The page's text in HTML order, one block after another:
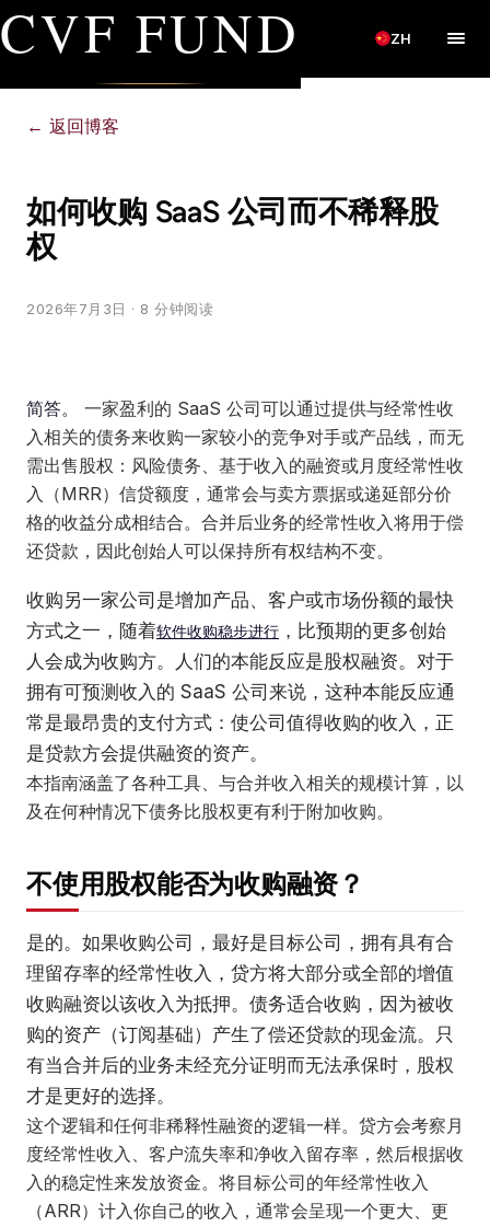
CVF FUND ZH
← 返回博客
如何收购 SaaS 公司而不稀释股
权
2026年7月3日 · 8 分钟阅读
简答。
一家盈利的 SaaS 公司可以通过提供与经常性收
入相关的债务来收购一家较小的竞争对手或产品线，而无
需出售股权：风险债务、基于收入的融资或月度经常性收
入（MRR）信贷额度，通常会与卖方票据或递延部分价
格的收益分成相结合。合并后业务的经常性收入将用于偿
还贷款，因此创始人可以保持所有权结构不变。
收购另一家公司是增加产品、客户或市场份额的最快
方式之一，随着软件收购稳步进行 ，比预期的更多创始
人会成为收购方。人们的本能反应是股权融资。对于
拥有可预测收入的 SaaS 公司来说，这种本能反应通
常是最昂贵的支付方式：使公司值得收购的收入，正
是贷款方会提供融资的资产。
本指南涵盖了各种工具、与合并收入相关的规模计算，以
及在何种情况下债务比股权更有利于附加收购。
不使用股权能否为收购融资？
是的。如果收购公司，最好是目标公司，拥有具有合
理留存率的经常性收入，贷方将大部分或全部的增值
收购融资以该收入为抵押。债务适合收购，因为被收
购的资产（订阅基础）产生了偿还贷款的现金流。只
有当合并后的业务未经充分证明而无法承保时，股权
才是更好的选择。
这个逻辑和任何非稀释性融资的逻辑一样。贷方会考察月
度经常性收入、客户流失率和净收入留存率，然后根据收
入的稳定性来发放资金。将目标公司的年经常性收入
（ARR）计入你自己的收入，通常会呈现一个更大、更